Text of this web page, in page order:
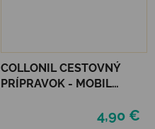
COLLONIL CESTOVNÝ
PRÍPRAVOK - MOBIL
4,90 €